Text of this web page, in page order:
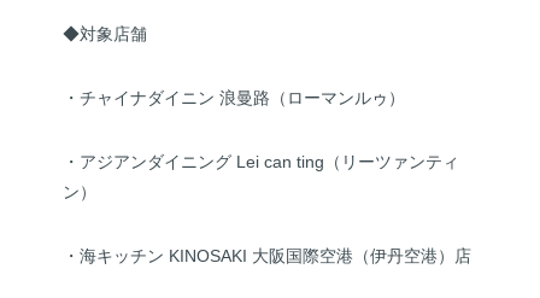
◆対象店舗
・チャイナダイニン 浪曼路（ローマンルゥ）
・アジアンダイニング Lei can ting（リーツァンティ
ン）
・海キッチン KINOSAKI 大阪国際空港（伊丹空港）店